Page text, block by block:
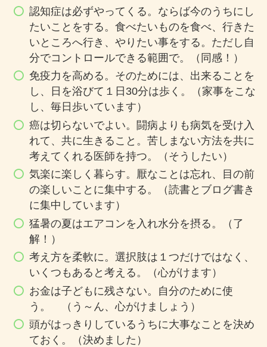
認知症は必ずやってくる。ならば今のうちにし
たいことをする。食べたいものを食べ、行きた
いところへ行き、やりたい事をする。ただし自
分でコントロールできる範囲で。（同感！）
免疫力を高める。そのためには、出来ることを
し、日を浴びて１日30分は歩く。（家事をこな
し、毎日歩いています）
癌は切らないでよい。闘病よりも病気を受け入
れて、共に生きること。苦しまない方法を共に
考えてくれる医師を持つ。（そうしたい）
気楽に楽しく暮らす。厭なことは忘れ、目の前
の楽しいことに集中する。（読書とブログ書き
に集中しています）
猛暑の夏はエアコンを入れ水分を摂る。（了
解！）
考え方を柔軟に。選択肢は１つだけではなく、
いくつもあると考える。（心がけます）
お金は子どもに残さない。自分のために使
う。 （う～ん、心がけましょう）
頭がはっきりしているうちに大事なことを決め
ておく。（決めました）